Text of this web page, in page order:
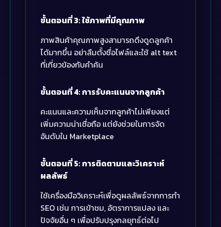
ขั้นตอนที่ 3: ใช้ภาพที่มีคุณภาพ
ภาพสินค้าคุณภาพสูงสามารถดึงดูดลูกค้า
ได้มากขึ้น อย่าลืมตั้งชื่อไฟล์และใช้ alt text
ที่เกี่ยวข้องกับคำค้น
ขั้นตอนที่ 4: การรับคะแนนจากลูกค้า
คะแนนและความเห็นจากลูกค้าไม่เพียงแต่
เพิ่มความน่าเชื่อถือ แต่ยังช่วยในการจัด
อันดับใน Marketplace
ขั้นตอนที่ 5: การติดตามและวิเคราะห์
ผลลัพธ์
ใช้เครื่องมือวิเคราะห์เพื่อดูผลลัพธ์จากการทำ
SEO เช่น การเข้าชม, อัตราการแปลง และ
ปัจจัยอื่น ๆ เพื่อปรับปรุงกลยุทธ์ต่อไป